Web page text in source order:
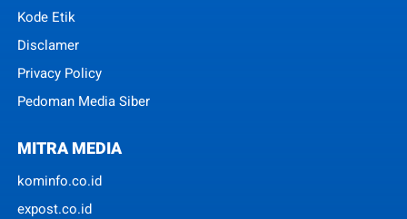
Kode Etik
Disclamer
Privacy Policy
Pedoman Media Siber
MITRA MEDIA
kominfo.co.id
expost.co.id